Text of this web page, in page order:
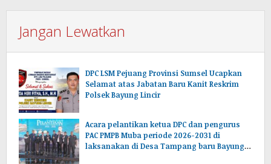
Jangan Lewatkan
DPC LSM Pejuang Provinsi Sumsel Ucapkan
Selamat atas Jabatan Baru Kanit Reskrim
Polsek Bayung Lincir
Acara pelantikan ketua DPC dan pengurus
PAC PMPB Muba periode 2026-2031 di
laksanakan di Desa Tampang baru Bayung